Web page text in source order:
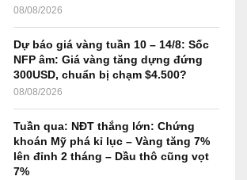
08/08/2026
Dự báo giá vàng tuần 10 – 14/8: Sốc
NFP âm: Giá vàng tăng dựng đứng
300USD, chuẩn bị chạm $4.500?
08/08/2026
Tuần qua: NĐT thắng lớn: Chứng
khoán Mỹ phá kỉ lục – Vàng tăng 7%
lên đỉnh 2 tháng – Dầu thô cũng vọt
7%